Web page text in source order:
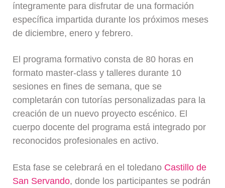
íntegramente para disfrutar de una formación
específica impartida durante los próximos meses
de diciembre, enero y febrero.
El programa formativo consta de 80 horas en
formato master-class y talleres durante 10
sesiones en fines de semana, que se
completarán con tutorías personalizadas para la
creación de un nuevo proyecto escénico. El
cuerpo docente del programa está integrado por
reconocidos profesionales en activo.
Esta fase se celebrará en el toledano Castillo de
San Servando, donde los participantes se podrán